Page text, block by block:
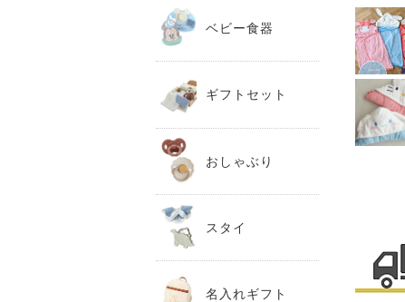
ベビー食器
ギフトセット
おしゃぶり
スタイ
名入れギフト